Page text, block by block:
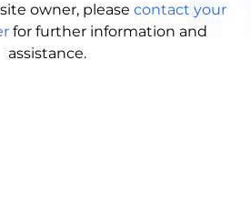
owner, please contact your
for further information and
assistance.